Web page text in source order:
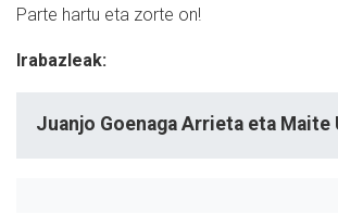
Parte hartu eta zorte on!
Irabazleak:
Juanjo Goenaga Arrieta eta Maite